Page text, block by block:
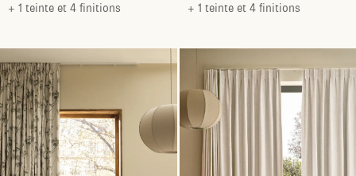
+ 1 teinte et 4 finitions + 1 teinte et 4 finitions